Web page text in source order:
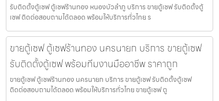
รับติดตั้งตู้เซฟ ตู้เซฟร้านทอง หนองบัวลำภู บริการ ขายตู้เซฟ รับติดตั้งตู้
เซฟ ติดต่อสอบถามได้ตลอด พร้อมให้บริการทั่วไทย ร
ขายตู้เซฟ ตู้เซฟร้านทอง นครนายก บริการ ขายตู้เซฟ
รับติดตั้งตู้เซฟ พร้อมทีมงานมืออาชีพ ราคาถูก
ขายตู้เซฟ ตู้เซฟร้านทอง นครนายก บริการ ขายตู้เซฟ รับติดตั้งตู้เซฟ
ติดต่อสอบถามได้ตลอด พร้อมให้บริการทั่วไทย ขายตู้เซฟ ตู